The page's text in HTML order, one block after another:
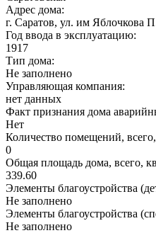
Адрес дома:
г. Саратов, ул. им Яблочкова
Год ввода в эксплуатацию:
1917
Тип дома:
Не заполнено
Управляющая компания:
нет данных
Факт признания дома
Нет
Количество помещений,
0
Общая площадь дома, всего,
339.60
Элементы благоустройства
Не заполнено
Элементы благоустройства
Не заполнено